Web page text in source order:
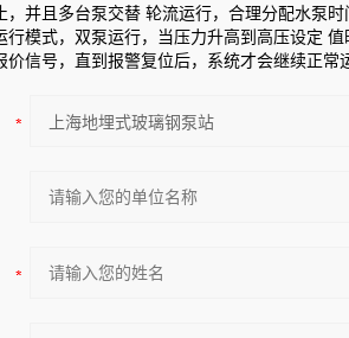
，并且多台泵交替 轮流运行，合理分配水泵
行模式，双泵运行，当压力升高到高压设定
价信号，直到报警复位后，系统才会继续正常